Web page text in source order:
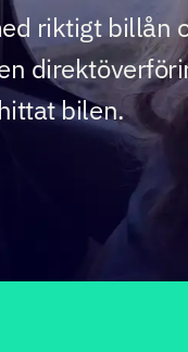
riktigt billån
bilen.